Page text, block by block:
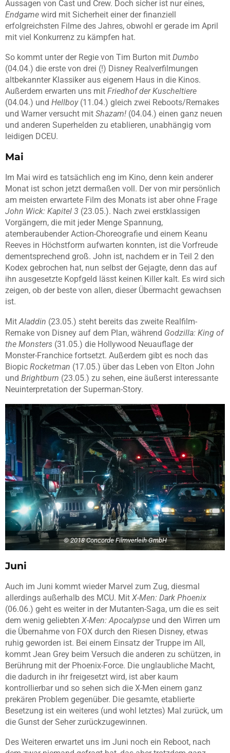
Aussagen von Cast und Crew. Doch sicher ist nur eines,
Endgame wird mit Sicherheit einer der finanziell
erfolgreichsten Filme des Jahres, obwohl er gerade im April
mit viel Konkurrenz zu kämpfen hat.
So kommt unter der Regie von Tim Burton mit Dumbo
(04.04.) die erste von drei (!) Disney Realverfilmungen
altbekannter Klassiker aus eigenem Haus in die Kinos.
Außerdem erwarten uns mit Friedhof der Kuscheltiere
(04.04.) und Hellboy(11.04.) gleich zwei Reboots/Remakes
und Warner versucht mit Shazam! (04.04.) einen ganz neuen
und anderen Superhelden zu etablieren, unabhängig vom
leidigen DCEU.
Mai
Im Mai wird es tatsächlich eng im Kino, denn kein anderer
Monat ist schon jetzt dermaßen voll. Der von mir persönlich
am meisten erwartete Film des Monats ist aber ohne Frage
John Wick: Kapitel 3 (23.05.). Nach zwei erstklassigen
Vorgängern, die mit jeder Menge Spannung,
atemberaubender Action-Choreografie und einem Keanu
Reeves in Höchstform aufwarten konnten, ist die Vorfreude
dementsprechend groß. John ist, nachdem er in Teil 2 den
Kodex gebrochen hat, nun selbst der Gejagte, denn das auf
ihn ausgesetzte Kopfgeld lässt keinen Killer kalt. Es wird sich
zeigen, ob der beste von allen, dieser Übermacht gewachsen
ist.
Mit Aladdin (23.05.) steht bereits das zweite Realfilm-
Remake von Disney auf dem Plan, während Godzilla: King of
the Monsters (31.05.) die Hollywood Neuauflage der
Monster-Franchice fortsetzt. Außerdem gibt es noch das
Biopic Rocketman (17.05.) über das Leben von Elton John
und Brightburn (23.05.) zu sehen, eine äußerst interessante
Neuinterpretation der Superman-Story.
© 2018 Concorde Filmverleih GmbH
Juni
Auch im Juni kommt wieder Marvel zum Zug, diesmal
allerdings außerhalb des MCU. Mit X-Men: Dark Phoenix
(06.06.) geht es weiter in der Mutanten-Saga, um die es seit
dem wenig geliebten X-Men: Apocalypse und den Wirren um
die Übernahme von FOX durch den Riesen Disney, etwas
ruhig geworden ist. Bei einem Einsatz der Truppe im All,
kommt Jean Grey beim Versuch die anderen zu schützen, in
Berührung mit der Phoenix-Force. Die unglaubliche Macht,
die dadurch in ihr freigesetzt wird, ist aber kaum
kontrollierbar und so sehen sich die X-Men einem ganz
prekären Problem gegenüber. Die gesamte, etablierte
Besetzung ist ein weiteres (und wohl letztes) Mal zurück, um
die Gunst der Seher zurückzugewinnen.
Des Weiteren erwartet uns im Juni noch ein Reboot, nach